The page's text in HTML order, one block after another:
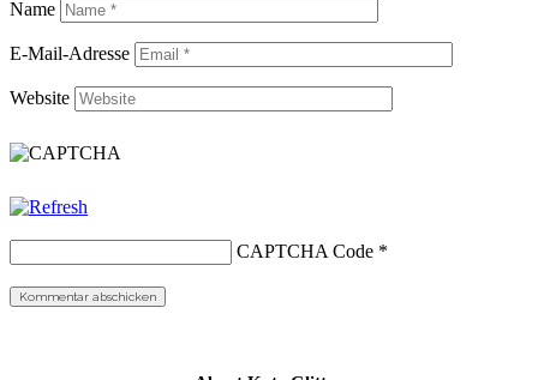
Name
E-Mail-Adresse
Website
CAPTCHA Code *